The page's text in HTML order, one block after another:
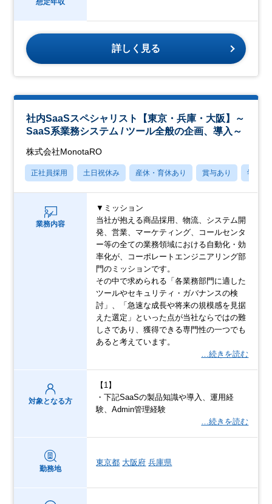
想定年収
詳しく見る
社内SaaSスペシャリスト【東京・兵庫・大阪】～
SaaS系業務システム / ツール全般の企画、導入～
株式会社MonotaRO
正社員採用 土日祝休み 産休・育休あり 賞与あり 学歴不
業務内容
▼ミッション
当社が抱える商品採用、物流、システム開
発、営業、マーケティング、コールセンタ
ー等の全ての業務領域における自動化・効
率化が、コーポレートエンジニアリング部
門のミッションです。
その中で求められる「各業務部門に適した
ツールやセキュリティ・ガバナンスの検
討」、「急速な成長や将来の規模感を見据
えた選定」といった点が当社ならではの難
しさであり、獲得できる専門性の一つでも
あると考えています。
…続きを読む
対象となる方
【1】
・下記SaaSの製品知識や導入、運用経
験、Admin管理経験
…続きを読む
勤務地
東京都 大阪府 兵庫県